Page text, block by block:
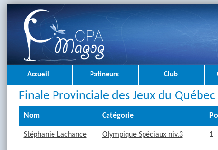
Accueil Patineurs Club
Finale Provinciale des Jeux du
Nom Catégorie
Stéphanie Lachance Olympique Spéciaux niv.3 1